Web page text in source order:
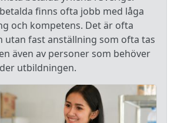
finns ofta jobb med låga
och kompetens. Det är ofta
utan fast anställning som ofta tas
även av personer som behöver
utbildningen.